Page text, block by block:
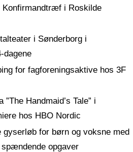
Konfirmandtræf i Roskilde
i Sønderborg i
dagene
for fagforeningsaktive hos 3F
Handmaid’s Tale” i
hos HBO Nordic
gyserløb for børn og voksne med
opgaver